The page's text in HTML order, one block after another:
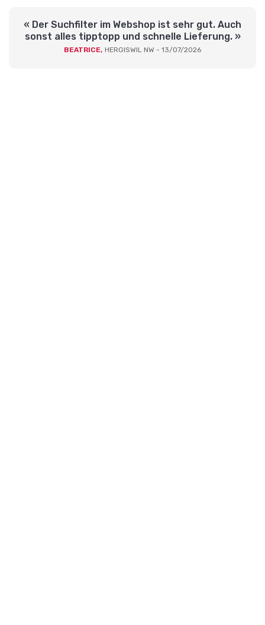
« Der Suchfilter im Webshop ist sehr gut. Auch
sonst alles tipptopp und schnelle Lieferung. »
BEATRICE, HERGISWIL NW - 13/07/2026